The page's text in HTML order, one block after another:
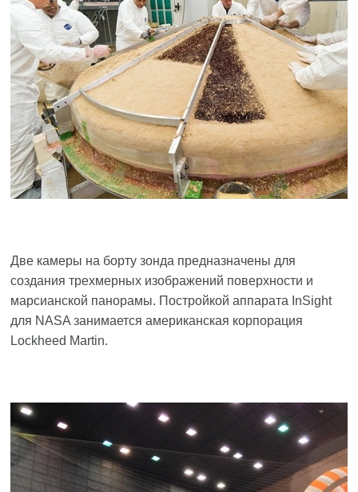
Две камеры на борту зонда предназначены для
создания трехмерных изображений поверхности и
марсианской панорамы. Постройкой аппарата InSight
для NASA занимается американская корпорация
Lockheed Martin.